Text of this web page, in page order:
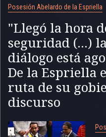
Posesión Abelardo de la Espriella
"Llegó la hora
seguridad (...)
diálogo está
De la Espriella
ruta de su
discurso